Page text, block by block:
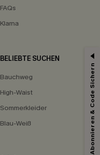
FAQs
Klarna
BELIEBTE SUCHEN
Bauchweg
High-Waist
Sommerkleider
Blau-Weiß
Abonnieren & Code Sichern